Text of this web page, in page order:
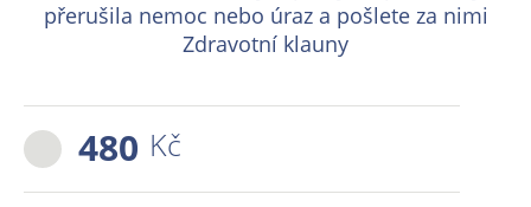
přerušila nemoc nebo úraz a pošlete za nimi
Zdravotní klauny
480 Kč